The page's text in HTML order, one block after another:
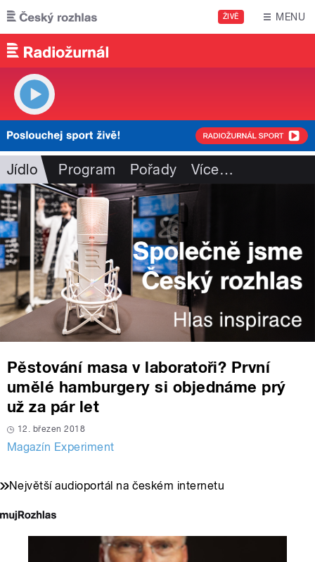
Přejít k hlavnímu obsahu
ŽIVĚ MENU
Jídlo Program Pořady Více…
Pěstování masa v laboratoři? První
umělé hamburgery si objednáme prý
už za pár let
12. březen 2018
Magazín Experiment
Největší audioportál na českém internetu